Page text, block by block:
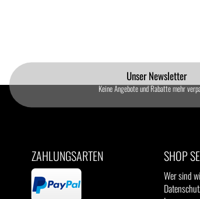
Unser Newsletter
Keine Angebote und Rabatte mehr
ZAHLUNGSARTEN SHOP
Wer sind